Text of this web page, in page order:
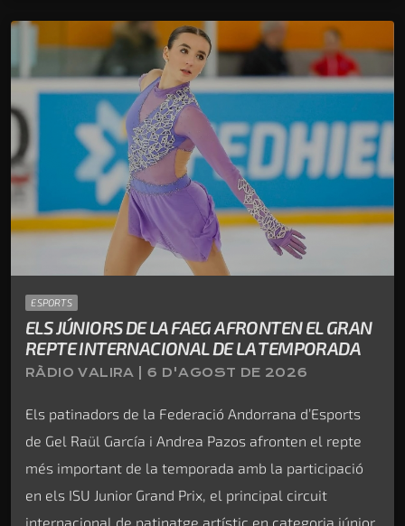
ESPORTS
ELS JÚNIORS DE LA FAEG AFRONTEN EL GRAN
REPTE INTERNACIONAL DE LA TEMPORADA
RÀDIO VALIRA | 6 D'AGOST DE 2026
Els patinadors de la Federació Andorrana d’Esports
de Gel Raül García i Andrea Pazos afronten el repte
més important de la temporada amb la participació
en els ISU Junior Grand Prix, el principal circuit
internacional de patinatge artístic en categoria júnior.